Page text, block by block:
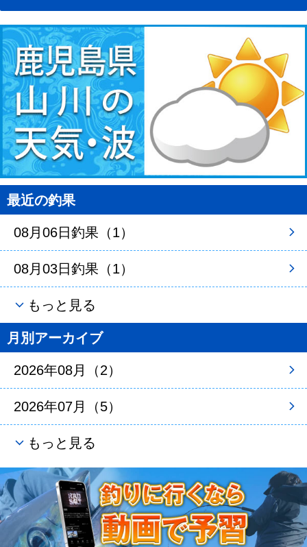
最近の釣果
08月06日釣果（1）
08月03日釣果（1）
もっと見る
月別アーカイブ
2026年08月（2）
2026年07月（5）
もっと見る